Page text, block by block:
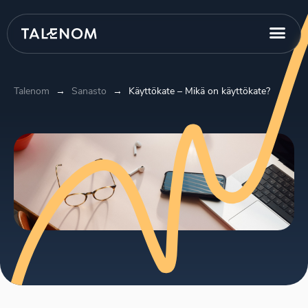
Talenom → Sanasto → Käyttökate – Mikä on käyttökate?